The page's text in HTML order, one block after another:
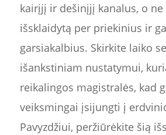
kairįjį ir dešinįjį kanalus, o ne
išsklaidytą per priekinius ir
garsiakalbius. Skirkite laiko
išankstiniam nustatymui,
reikalingos magistralės, kad
veiksmingai įsijungti į
Pavyzdžiui, peržiūrėkite šią